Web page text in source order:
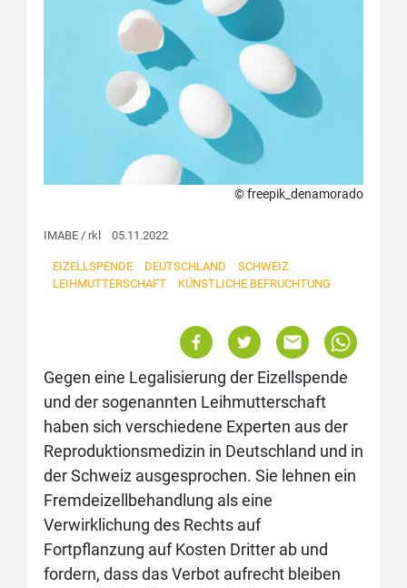
© freepik_denamorado
IMABE / rkl 05.11.2022
EIZELLSPENDE DEUTSCHLAND
SCHWEIZ
LEIHMUTTERSCHAFT
KÜNSTLICHE BEFRUCHTUNG
Gegen eine Legalisierung der Eizellspende
und der sogenannten Leihmutterschaft
haben sich verschiedene Experten aus der
Reproduktionsmedizin in Deutschland und in
der Schweiz ausgesprochen. Sie lehnen ein
Fremdeizellbehandlung als eine
Verwirklichung des Rechts auf
Fortpflanzung auf Kosten Dritter ab und
fordern, dass das Verbot aufrecht bleiben